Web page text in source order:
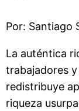
Por: Santiago
La auténtica
trabajadores
redistribuye
riqueza